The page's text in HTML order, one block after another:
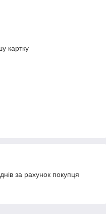
картку
за рахунок покупця